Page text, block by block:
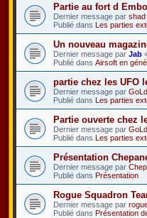
Partie au fort d
Dernier message par shad
Publié dans Les parties
Un nouveau
Dernier message par Jab
Publié dans Airsoft en
partie chez les UFO
Dernier message par
Publié dans Les parties
Partie ouverte chez
Dernier message par
Publié dans Les parties
Présentation
Dernier message par
Publié dans Présentation
Rogue Squadron
Dernier message par
Publié dans Présentation